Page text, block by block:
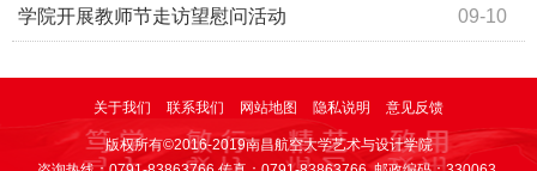
09-10
学院开展教师节走访望慰问活动
关于我们 联系我们 网站地图 隐私说明 意见反馈
版权所有©2016-2019南昌航空大学艺术与设计学院